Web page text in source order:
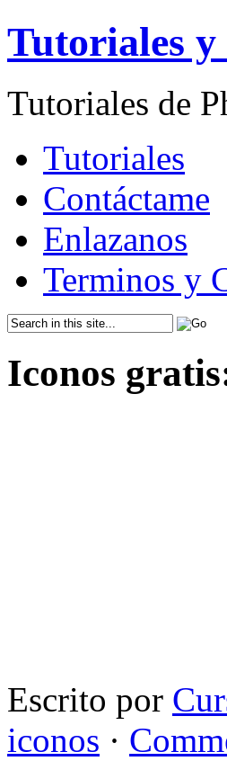
Tutoriales y
Tutoriales de
Tutoriales
Contáctame
Enlazanos
Terminos y
Iconos
Escrito por
iconos ·